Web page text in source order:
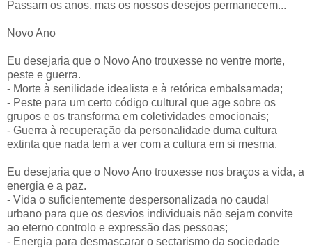
Passam os anos, mas os nossos desejos permanecem...
Novo Ano
Eu desejaria que o Novo Ano trouxesse no ventre morte,
peste e guerra.
- Morte à senilidade idealista e à retórica embalsamada;
- Peste para um certo código cultural que age sobre os
grupos e os transforma em coletividades emocionais;
- Guerra à recuperação da personalidade duma cultura
extinta que nada tem a ver com a cultura em si mesma.
Eu desejaria que o Novo Ano trouxesse nos braços a vida, a
energia e a paz.
- Vida o suficientemente despersonalizada no caudal
urbano para que os desvios individuais não sejam convite
ao eterno controlo e expressão das pessoas;
- Energia para desmascarar o sectarismo da sociedade